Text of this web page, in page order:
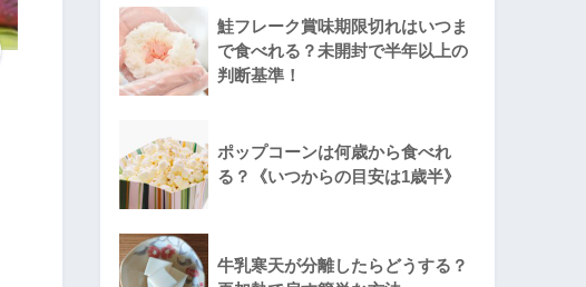
鮭フレーク賞味期限切れはいつま
で食べれる？未開封で半年以上の
判断基準！
ポップコーンは何歳から食べれ
る？《いつからの目安は1歳半》
牛乳寒天が分離したらどうする？